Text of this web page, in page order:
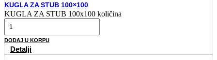
KUGLA ZA STUB 100×100
KUGLA ZA STUB 100x100 količina
DODAJ U KORPU
Detalji